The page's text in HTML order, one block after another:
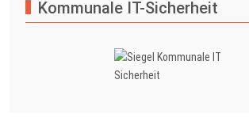
Kommunale IT-Sicherheit